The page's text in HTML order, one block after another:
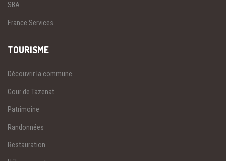
SBA
France Services
TOURISME
Découvrir la commune
Gour de Tazenat
Patrimoine
Randonnées
Restauration